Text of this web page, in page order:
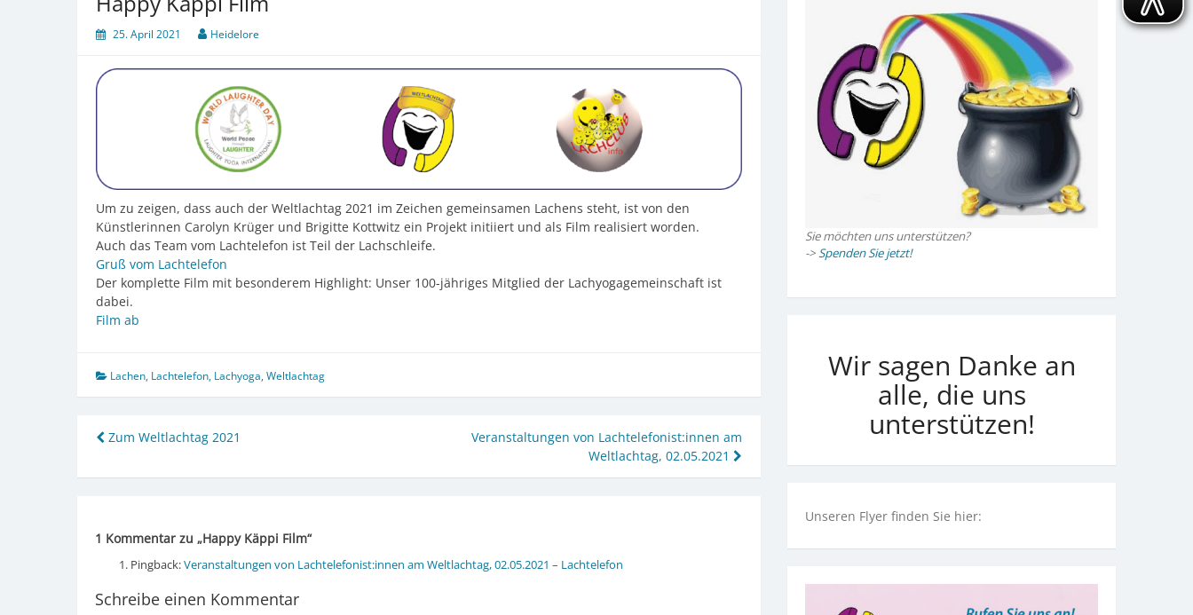
25. April 2021 Heidelore
Um zu zeigen, dass auch der Weltlachtag 2021 im Zeichen gemeinsamen Lachens steht, ist von den
Künstlerinnen Carolyn Krüger und Brigitte Kottwitz ein Projekt initiiert und als Film realisiert worden.
Auch das Team vom Lachtelefon ist Teil der Lachschleife.
Gruß vom Lachtelefon
Der komplette Film mit besonderem Highlight: Unser 100-jähriges Mitglied der Lachyogagemeinschaft ist
dabei.
Film ab
Lachen, Lachtelefon, Lachyoga,Weltlachtag
Beitragsnavigation
Zum Weltlachtag 2021
Veranstaltungen von Lachtelefonist:innen am
Weltlachtag, 02.05.2021
1 Kommentar zu „Happy Käppi Film“
Pingback:Veranstaltungen von Lachtelefonist:innen am Weltlachtag, 02.05.2021 – Lachtelefon
Schreibe einen Kommentar
Sie möchten uns unterstützen?
->Spenden Sie jetzt!
Wir sagen Danke an
alle, die uns
unterstützen!
Unseren Flyer finden Sie hier: